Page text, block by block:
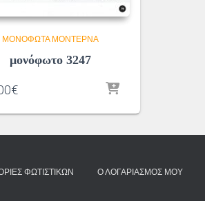
ΜΟΝΌΦΩΤΑ ΜΟΝΤΈΡΝΑ
μονόφωτο 3247
€
ΦΩΤΙΣΤΙΚΏΝ Ο ΛΟΓΑΡΙΑΣΜΌΣ ΜΟΥ